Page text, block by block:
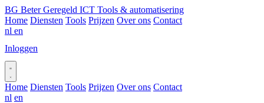
BG Beter Geregeld ICT Tools & automatisering
Home Diensten Tools Prijzen Over ons Contact
nl en
Inloggen
Home Diensten Tools Prijzen Over ons Contact
nl en